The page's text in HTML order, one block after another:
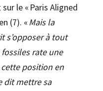
le « Paris Aligned
(7). «Mais la
s’opposer à tout
rate une
position en
dit mettre sa